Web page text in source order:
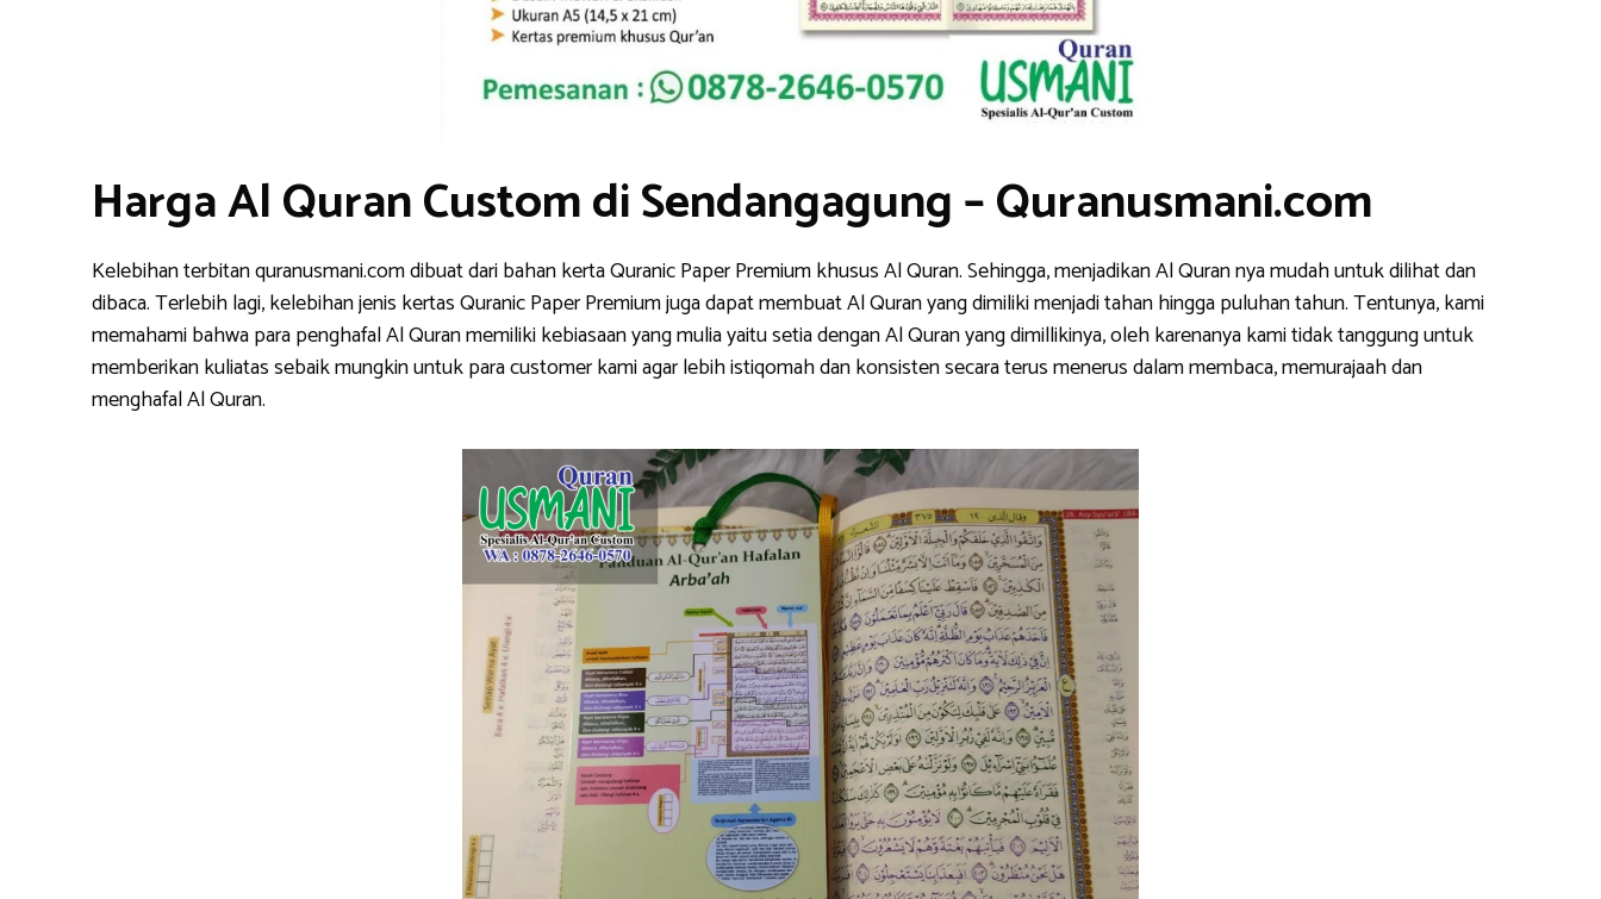
Harga Al Quran Custom di Sendangagung – Quranusmani.com
Kelebihan terbitan quranusmani.com dibuat dari bahan kerta Quranic Paper Premium khusus Al Quran. Sehingga, menjadikan Al Quran nya mudah untuk dilihat dan
dibaca. Terlebih lagi, kelebihan jenis kertas Quranic Paper Premium juga dapat membuat Al Quran yang dimiliki menjadi tahan hingga puluhan tahun. Tentunya, kami
memahami bahwa para penghafal Al Quran memiliki kebiasaan yang mulia yaitu setia dengan Al Quran yang dimillikinya, oleh karenanya kami tidak tanggung untuk
memberikan kuliatas sebaik mungkin untuk para customer kami agar lebih istiqomah dan konsisten secara terus menerus dalam membaca, memurajaah dan
menghafal Al Quran.